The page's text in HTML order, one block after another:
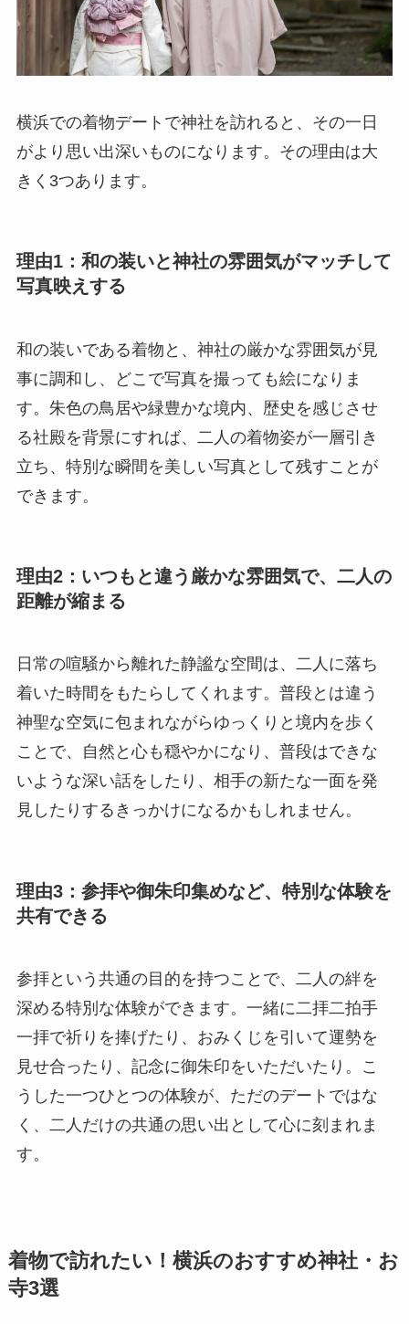
横浜での着物デートで神社を訪れると、その一日
がより思い出深いものになります。その理由は大
きく3つあります。
理由1：和の装いと神社の雰囲気がマッチして
写真映えする
和の装いである着物と、神社の厳かな雰囲気が見
事に調和し、どこで写真を撮っても絵になりま
す。朱色の鳥居や緑豊かな境内、歴史を感じさせ
る社殿を背景にすれば、二人の着物姿が一層引き
立ち、特別な瞬間を美しい写真として残すことが
できます。
理由2：いつもと違う厳かな雰囲気で、二人の
距離が縮まる
日常の喧騒から離れた静謐な空間は、二人に落ち
着いた時間をもたらしてくれます。普段とは違う
神聖な空気に包まれながらゆっくりと境内を歩く
ことで、自然と心も穏やかになり、普段はできな
いような深い話をしたり、相手の新たな一面を発
見したりするきっかけになるかもしれません。
理由3：参拝や御朱印集めなど、特別な体験を
共有できる
参拝という共通の目的を持つことで、二人の絆を
深める特別な体験ができます。一緒に二拝二拍手
一拝で祈りを捧げたり、おみくじを引いて運勢を
見せ合ったり、記念に御朱印をいただいたり。こ
うした一つひとつの体験が、ただのデートではな
く、二人だけの共通の思い出として心に刻まれま
す。
着物で訪れたい！横浜のおすすめ神社・お
寺3選